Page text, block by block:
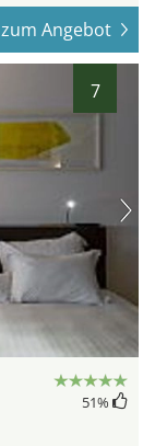
zum Angebot
7
51%